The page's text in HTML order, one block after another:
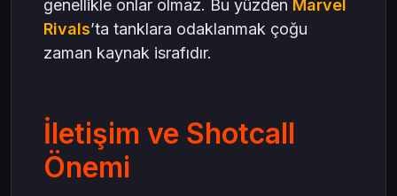
genellikle onlar olmaz. Bu yüzden Marvel
Rivals’ta tanklara odaklanmak çoğu
zaman kaynak israfıdır.
İletişim ve Shotcall
Önemi